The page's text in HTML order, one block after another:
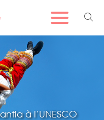
à l’UNESCO